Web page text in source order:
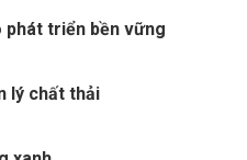
phát triển bền vững
lý chất thải